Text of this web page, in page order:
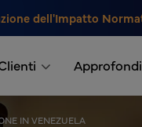
dell'Impatto
IN VENEZUELA